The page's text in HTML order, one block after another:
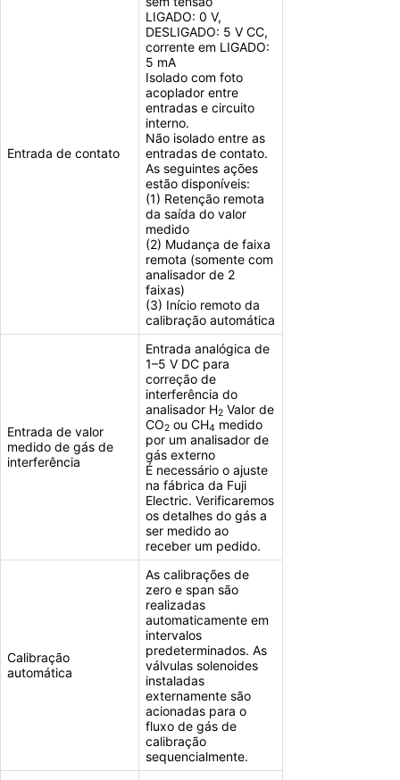
Entrada de contato
LIGADO: 0 V,
DESLIGADO: 5 V CC,
corrente em LIGADO:
5 mA
Isolado com foto
acoplador entre
entradas e circuito
interno.
Não isolado entre as
entradas de contato.
As seguintes ações
estão disponíveis:
(1) Retenção remota
da saída do valor
medido
(2) Mudança de faixa
remota (somente com
analisador de 2
faixas)
(3) Início remoto da
calibração automática
Entrada de valor
medido de gás de
interferência
Entrada analógica de
1–5 V DC para
correção de
interferência do
analisador H2 Valor de
CO2 ou CH4 medido
por um analisador de
gás externo
É necessário o ajuste
na fábrica da Fuji
Electric. Verificaremos
os detalhes do gás a
ser medido ao
receber um pedido.
Calibração
automática
As calibrações de
zero e span são
realizadas
automaticamente em
intervalos
predeterminados. As
válvulas solenoides
instaladas
externamente são
acionadas para o
fluxo de gás de
calibração
sequencialmente.